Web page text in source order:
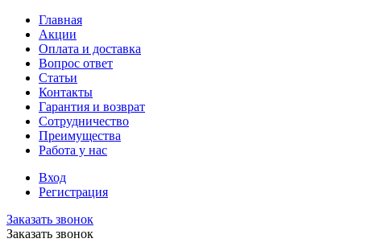
Главная
Акции
Оплата и доставка
Вопрос ответ
Статьи
Контакты
Гарантия и возврат
Сотрудничество
Преимущества
Работа у нас
Вход
Регистрация
Заказать звонок
Заказать звонок